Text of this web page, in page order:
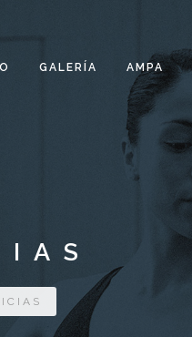
GALERÍA AMPA